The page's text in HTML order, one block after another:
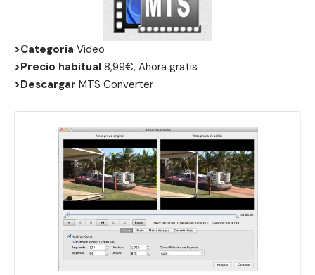
>Categoria Video
>Precio habitual 8,99€, Ahora gratis
>Descargar MTS Converter